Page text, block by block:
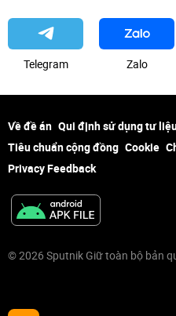
Telegram Zalo
Về đề án Qui định sử dụng tư
Tiêu chuẩn cộng đồng Cookie
Privacy Feedback
© 2026 Sputnik Giữ toàn bộ bản